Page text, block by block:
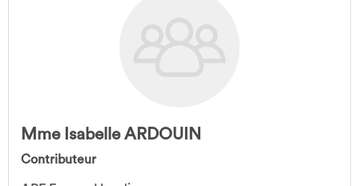
Mme Isabelle ARDOUIN
Contributeur